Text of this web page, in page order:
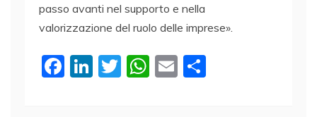
passo avanti nel supporto e nella
valorizzazione del ruolo delle imprese».
F
Li T
W E